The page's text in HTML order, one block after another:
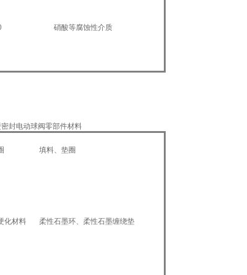
硝酸等腐蚀性介质
封电动球阀零部件材料
填料、垫圈
化材料 柔性石墨环、柔性石墨缠绕垫